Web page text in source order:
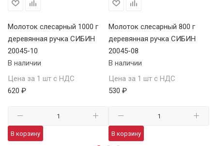
Молоток слесарный 1000 г
деревянная ручка СИБИН
20045-10
В наличии
Цена за 1 шт с НДС
620 ₽
В корзину
Молоток слесарный 800 г
деревянная ручка СИБИН
20045-08
В наличии
Цена за 1 шт с НДС
530 ₽
В корзину